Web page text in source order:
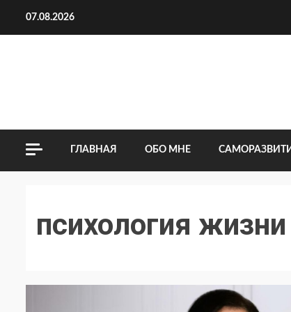
07.08.2026
ГЛАВНАЯ ОБО МНЕ
психология жизни